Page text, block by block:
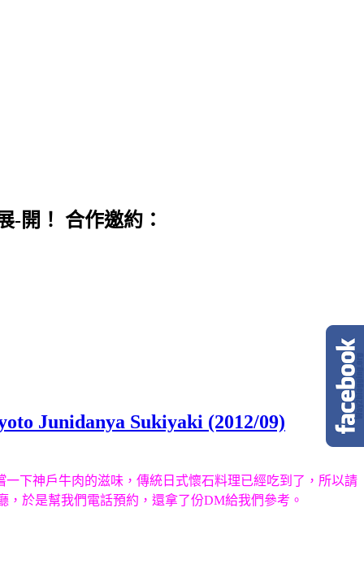
-開！ 合作邀約：
Junidanya Sukiyaki (2012/09)
下神戶牛肉的滋味，傳統日式懷石料理已經吃到了，所以請
於是幫我們電話預約，還拿了份DM給我們參考。